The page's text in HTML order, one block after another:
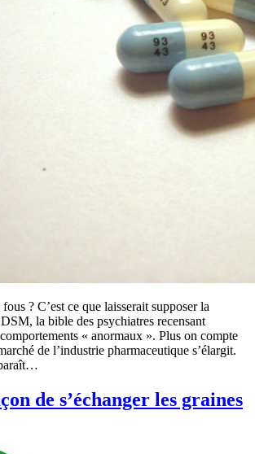
? C’est ce que laisserait supposer la
la bible des psychiatres recensant
« anormaux ». Plus on compte
de l’industrie pharmaceutique s’élargit.
de s’échanger les graines